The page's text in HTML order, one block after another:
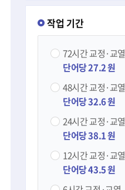
작업 기간
72시간교정·교열
단어당 27.2 원
48시간교정·교열
단어당 32.6 원
24시간교정·교열
단어당 38.1 원
12시간교정·교열
단어당 43.5 원